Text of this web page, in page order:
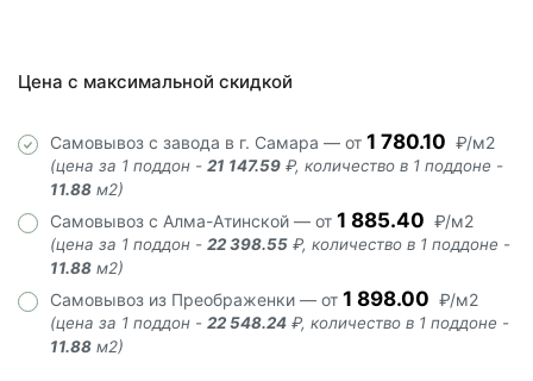
Цена с максимальной скидкой
Самовывоз с завода в г. Самара — от 1 780.10 ₽/м2
(цена за 1 поддон - 21 147.59 ₽, количество в 1 поддоне -
11.88 м2)
Самовывоз с Алма-Атинской — от 1 885.40 ₽/м2
(цена за 1 поддон - 22 398.55 ₽, количество в 1 поддоне -
11.88 м2)
Самовывоз из Преображенки — от 1 898.00 ₽/м2
(цена за 1 поддон - 22 548.24 ₽, количество в 1 поддоне -
11.88 м2)